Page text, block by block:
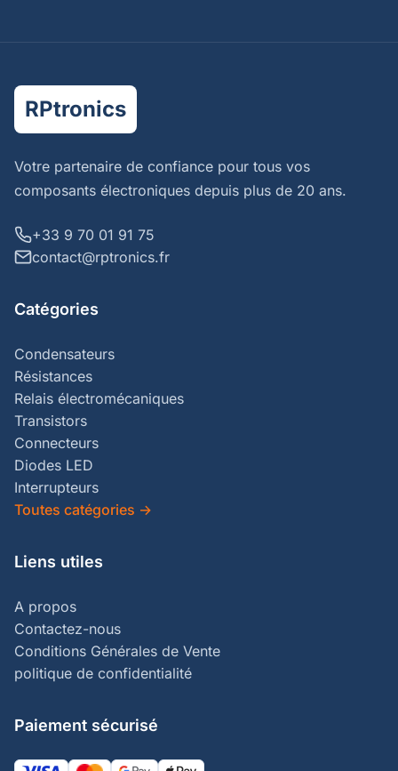
RPtronics
Votre partenaire de confiance pour tous vos
composants électroniques depuis plus de 20 ans.
+33 9 70 01 91 75
contact@rptronics.fr
Catégories
Condensateurs
Résistances
Relais électromécaniques
Transistors
Connecteurs
Diodes LED
Interrupteurs
Toutes catégories →
Liens utiles
A propos
Contactez-nous
Conditions Générales de Vente
politique de confidentialité
Paiement sécurisé